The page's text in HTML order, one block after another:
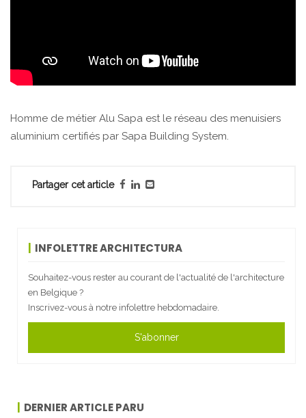
Homme de métier Alu Sapa est le réseau des menuisiers
aluminium certifiés par Sapa Building System.
Partager cet article
INFOLETTRE ARCHITECTURA
Souhaitez-vous rester au courant de l'actualité de l'architecture
en Belgique ?
Inscrivez-vous à notre infolettre hebdomadaire.
S'abonner
DERNIER ARTICLE PARU